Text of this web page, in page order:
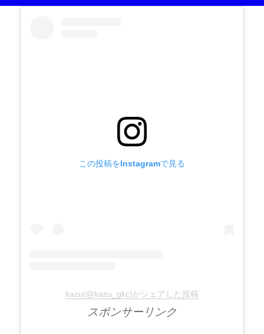
この投稿をInstagramで見る
kazu(@kazu_gkc)がシェアした投稿
スポンサーリンク